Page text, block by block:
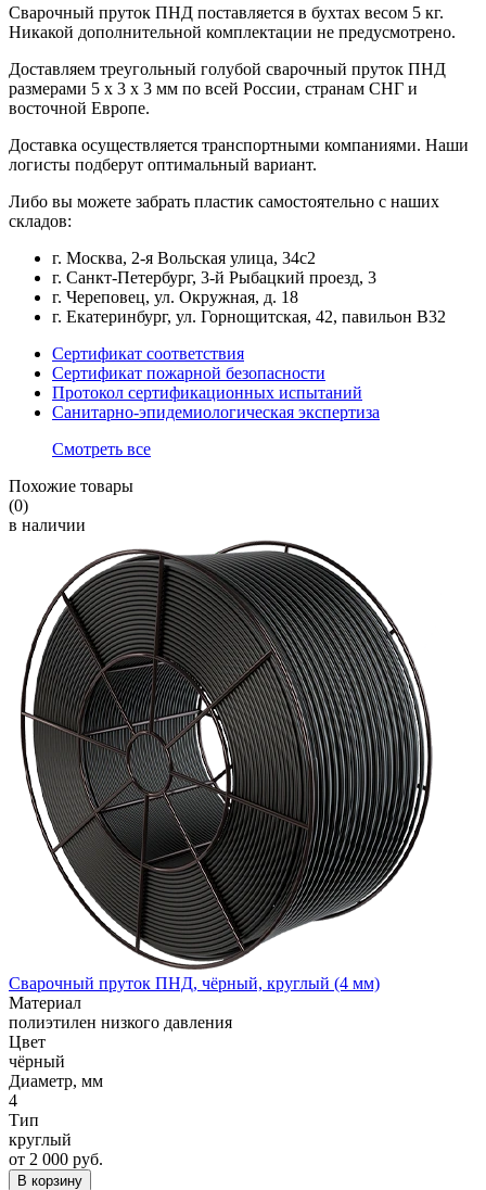
Сварочный пруток ПНД поставляется в бухтах весом 5 кг.
Никакой дополнительной комплектации не предусмотрено.
Доставляем треугольный голубой сварочный пруток ПНД
размерами 5 x 3 x 3 мм по всей России, странам СНГ и
восточной Европе.
Доставка осуществляется транспортными компаниями. Наши
логисты подберут оптимальный вариант.
Либо вы можете забрать пластик самостоятельно с наших
складов:
г. Москва, 2-я Вольская улица, 34с2
г. Санкт-Петербург, 3-й Рыбацкий проезд, 3
г. Череповец, ул. Окружная, д. 18
г. Екатеринбург, ул. Горнощитская, 42, павильон В32
Сертификат соответствия
Сертификат пожарной безопасности
Протокол сертификационных испытаний
Санитарно-эпидемиологическая экспертиза
Смотреть все
Похожие товары
(0)
в наличии
Сварочный пруток ПНД, чёрный, круглый (4 мм)
Материал
полиэтилен низкого давления
Цвет
чёрный
Диаметр, мм
4
Тип
круглый
от 2 000 руб.
В корзину